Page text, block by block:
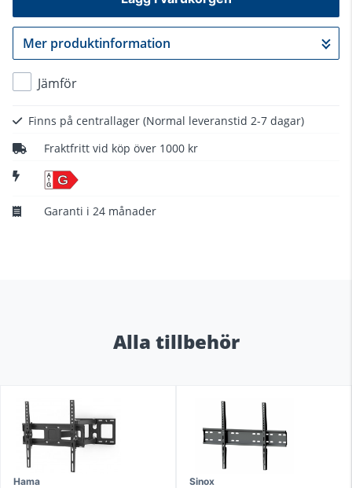
Gå till kassan
Mer produktinformation
Jämför
Finns på centrallager (Normal leveranstid 2-7 dagar)
Fraktfritt vid köp över 1000 kr
G
Garanti i 24 månader
Alla tillbehör
Hama Sinox